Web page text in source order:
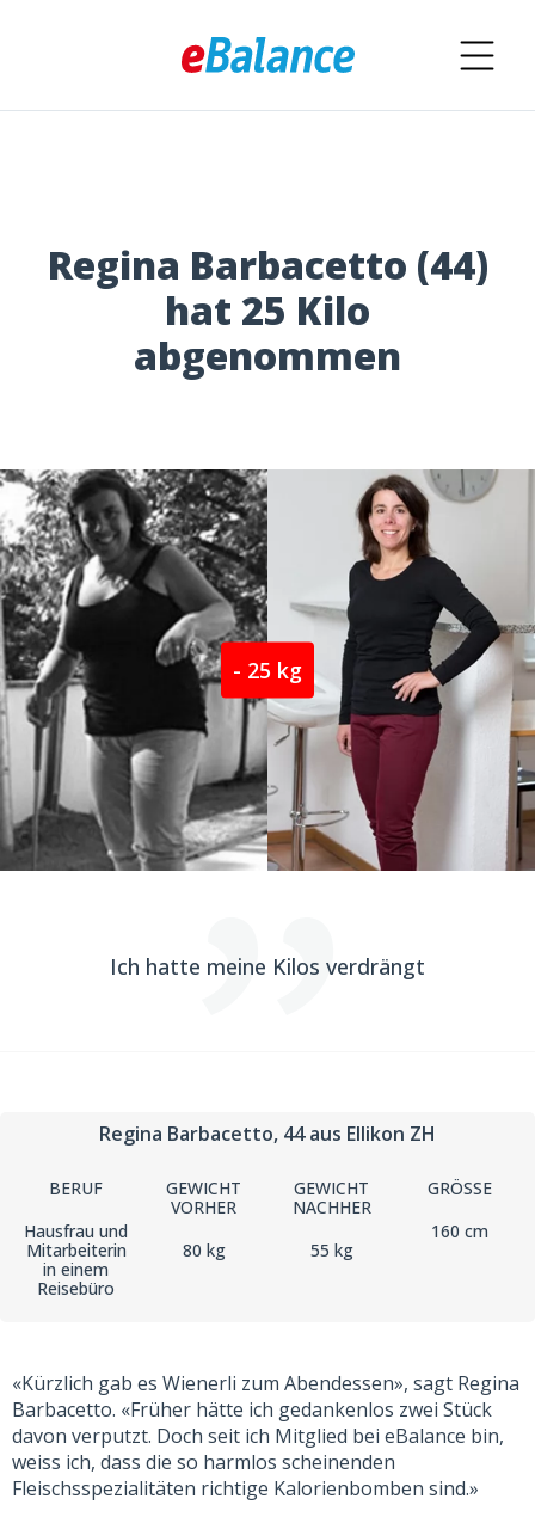
Regina Barbacetto (44)
hat 25 Kilo
abgenommen
- 25 kg
Ich hatte meine Kilos verdrängt
Regina Barbacetto, 44aus Ellikon ZH
BERUF
Hausfrau und
Mitarbeiterin
in einem
Reisebüro
GEWICHT
VORHER
80 kg
GEWICHT
NACHHER
55 kg
GRÖSSE
160 cm
«Kürzlich gab es Wienerli zum Abendessen», sagt Regina
Barbacetto. «Früher hätte ich gedankenlos zwei Stück
davon verputzt. Doch seit ich Mitglied bei eBalance bin,
weiss ich, dass die so harmlos scheinenden
Fleischsspezialitäten richtige Kalorienbomben sind.»